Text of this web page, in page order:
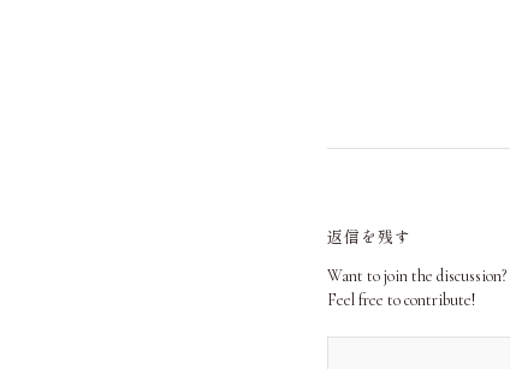
返信を残す
Want to join the discussion?
Feel free to contribute!